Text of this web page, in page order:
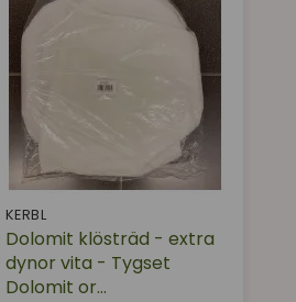
KERBL
Dolomit klösträd - extra
dynor vita - Tygset
Dolomit or...